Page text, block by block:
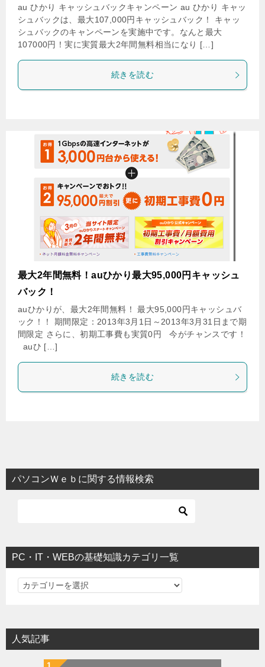
au ひかり キャッシュバックキャンペーン au ひかり キャッ
シュバックは、最大107,000円キャッシュバック！ キャッ
シュバックのキャンペーンを実施中です。なんと最大
107000円！実に実質最大2年間無料相当になり […]
続きを読む
最大2年間無料！auひかり最大95,000円キャッシュ
バック！
auひかりが、最大2年間無料！ 最大95,000円キャッシュバ
ック！！ 期間限定：2013年3月1日～2013年3月31日まで期
間限定 さらに、初期工事費も実質0円 今がチャンスです！
auひ […]
続きを読む
パソコンＷｅｂに関する情報検索
PC・IT・WEBの基礎知識カテゴリ一覧
PC・IT・WEBの基礎知識カテゴリ一覧
人気記事